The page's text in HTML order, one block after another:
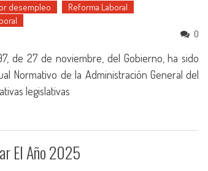
desempleo
Reforma Laboral
0
de 27 de noviembre, del Gobierno, ha sido
Normativo de la Administración General del
legislativas
El Año 2025